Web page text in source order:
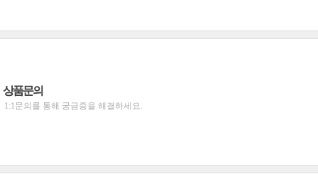
상품문의
1:1문의를 통해 궁금증을 해결하세요.